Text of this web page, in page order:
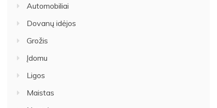
Automobiliai
Dovanų idėjos
Grožis
Įdomu
Ligos
Maistas